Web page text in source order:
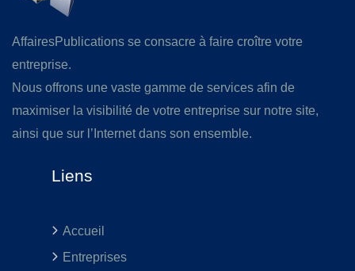
AffairesPublications se consacre à faire croître votre
entreprise.
Nous offrons une vaste gamme de services afin de
maximiser la visibilité de votre entreprise sur notre site,
ainsi que sur l’Internet dans son ensemble.
Liens
Accueil
Entreprises